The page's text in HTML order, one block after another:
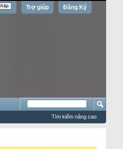
Đăng Ký
Trợ giúp
Tìm kiếm nâng cao